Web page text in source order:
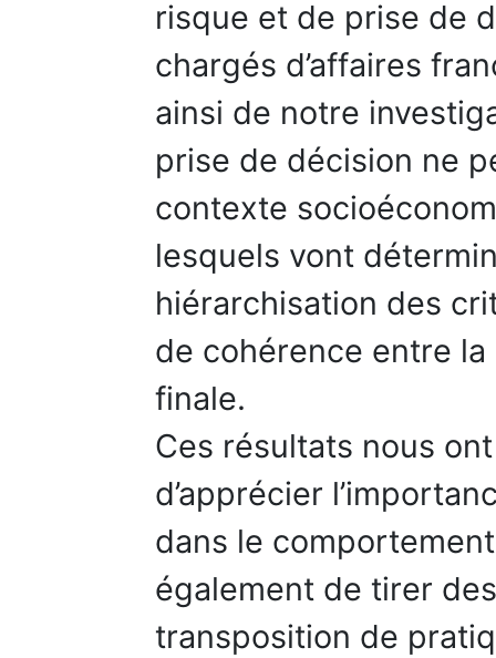
risque et de prise de
chargés d’affaires
ainsi de notre
prise de décision ne
contexte
lesquels vont
hiérarchisation des
de cohérence entre
finale.
Ces résultats nous
d’apprécier
dans le
également de tirer
transposition de